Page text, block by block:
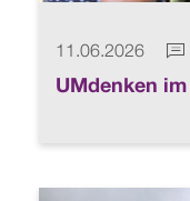
11.06.2026
UMdenken